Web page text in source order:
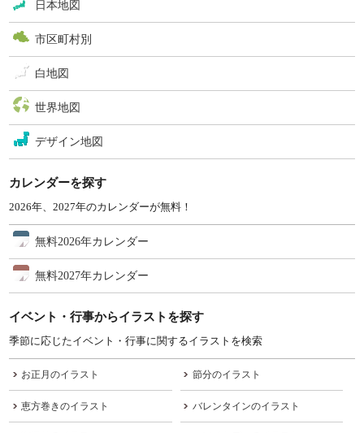
日本地図
市区町村別
白地図
世界地図
デザイン地図
カレンダーを探す
2026年、2027年のカレンダーが無料！
無料2026年カレンダー
無料2027年カレンダー
イベント・行事からイラストを探す
季節に応じたイベント・行事に関するイラストを検索
お正月のイラスト 節分のイラスト
恵方巻きのイラスト バレンタインのイラスト